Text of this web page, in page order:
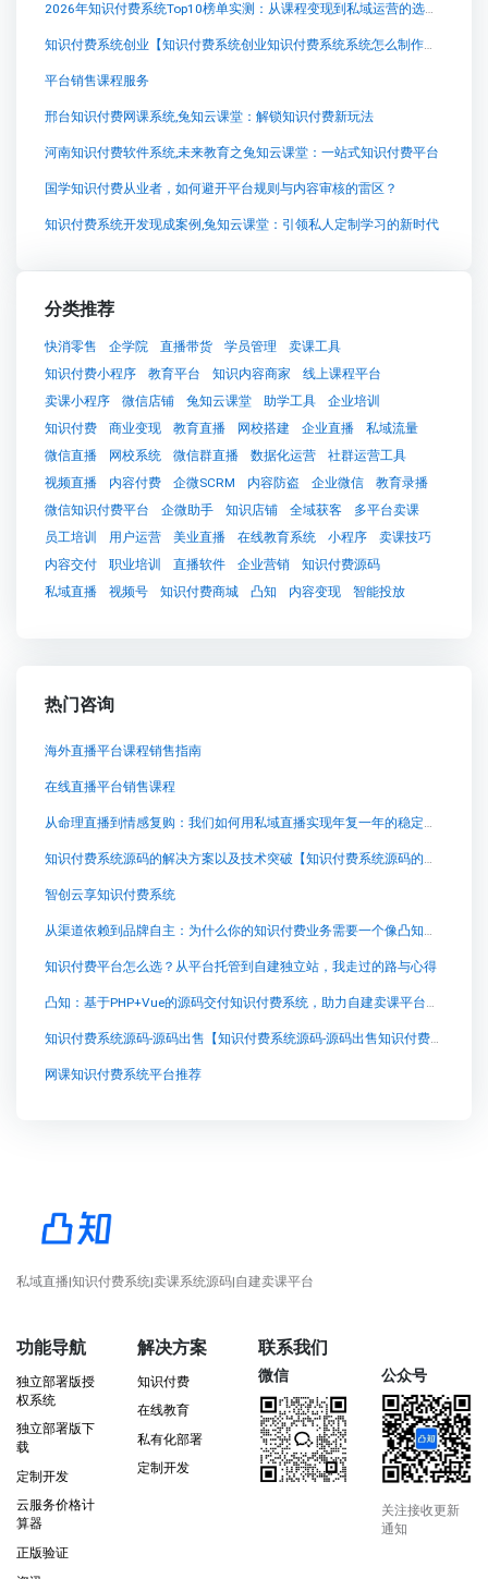
2026年知识付费系统Top10榜单实测：从课程变现到私域运营的选型指南
知识付费系统创业【知识付费系统创业知识付费系统系统怎么制作，知识付费系统搭建使用教程】
平台销售课程服务
邢台知识付费网课系统,兔知云课堂：解锁知识付费新玩法
河南知识付费软件系统,未来教育之兔知云课堂：一站式知识付费平台
国学知识付费从业者，如何避开平台规则与内容审核的雷区？
知识付费系统开发现成案例,兔知云课堂：引领私人定制学习的新时代
分类推荐
快消零售 企学院 直播带货 学员管理
卖课工具
知识付费小程序
教育平台 知识内容商家
线上课程平台
卖课小程序
微信店铺 兔知云课堂 助学工具
企业培训
知识付费
商业变现 教育直播 网校搭建 企业直播
私域流量
微信直播
网校系统 微信群直播 数据化运营
社群运营工具
视频直播
内容付费 企微SCRM 内容防盗 企业微信
教育录播
微信知识付费平台
企微助手 知识店铺 全域获客
多平台卖课
员工培训
用户运营 美业直播 在线教育系统 小程序
卖课技巧
内容交付
职业培训 直播软件 企业营销
知识付费源码
私域直播
视频号 知识付费商城 凸知 内容变现 智能投放
热门咨询
海外直播平台课程销售指南
在线直播平台销售课程
从命理直播到情感复购：我们如何用私域直播实现年复一年的稳定成交
知识付费系统源码的解决方案以及技术突破【知识付费系统源码的解决方案以及技术突破知识付费系统系统怎么制作，知识付费系统搭建使用教程】
智创云享知识付费系统
从渠道依赖到品牌自主：为什么你的知识付费业务需要一个像凸知这样的自建卖课平台？
知识付费平台怎么选？从平台托管到自建独立站，我走过的路与心得
凸知：基于PHP+Vue的源码交付知识付费系统，助力自建卖课平台与长期品牌经营
知识付费系统源码-源码出售【知识付费系统源码-源码出售知识付费系统系统怎么制作，知识付费系统搭建使用教程】
网课知识付费系统平台推荐
私域直播|知识付费系统|卖课系统源码|自建卖课平台
功能导航
独立部署版授
权系统
独立部署版下
载
定制开发
云服务价格计
算器
正版验证
解决方案
知识付费
在线教育
私有化部署
定制开发
联系我们
微信 公众号
关注接收更新
通知